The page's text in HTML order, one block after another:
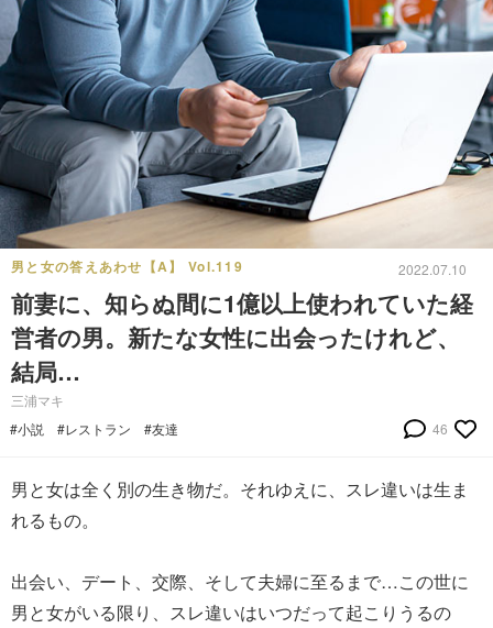
男と女の答えあわせ【A】 Vol.119 2022.07.10
前妻に、知らぬ間に1億以上使われていた経
営者の男。新たな女性に出会ったけれど、
結局…
三浦マキ
#小説
#レストラン #友達 46
男と女は全く別の生き物だ。それゆえに、スレ違いは生ま
れるもの。
出会い、デート、交際、そして夫婦に至るまで…この世に
男と女がいる限り、スレ違いはいつだって起こりうるの